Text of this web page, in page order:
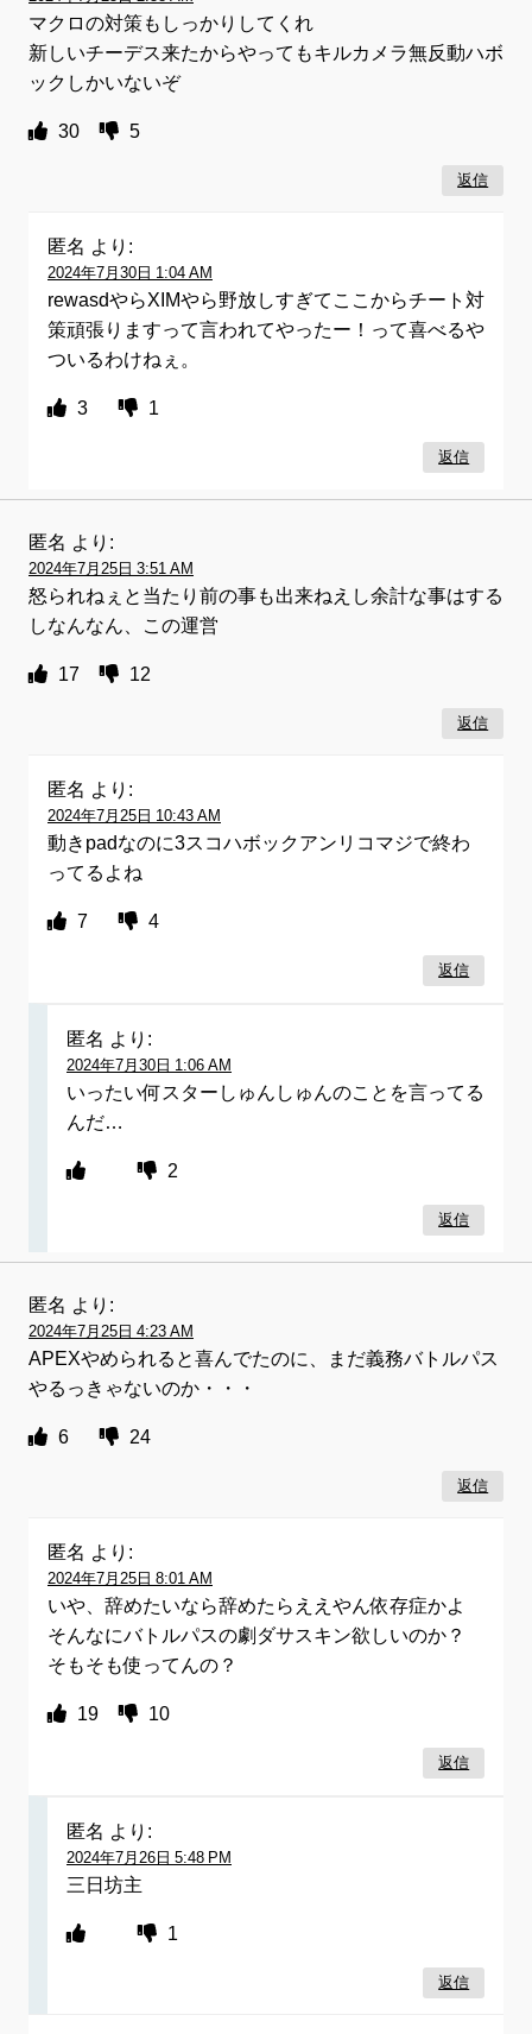
マクロの対策もしっかりしてくれ
新しいチーデス来たからやってもキルカメラ無反動ハボ
ックしかいないぞ
30 5
返信
匿名 より:
2024年7月30日 1:04 AM
rewasdやらXIMやら野放しすぎてここからチート対
策頑張りますって言われてやったー！って喜べるや
ついるわけねぇ。
3 1
返信
匿名 より:
2024年7月25日 3:51 AM
怒られねぇと当たり前の事も出来ねえし余計な事はする
しなんなん、この運営
17 12
返信
匿名 より:
2024年7月25日 10:43 AM
動きpadなのに3スコハボックアンリコマジで終わ
ってるよね
7 4
返信
匿名 より:
2024年7月30日 1:06 AM
いったい何スターしゅんしゅんのことを言ってる
んだ…
2
返信
匿名 より:
2024年7月25日 4:23 AM
APEXやめられると喜んでたのに、まだ義務バトルパス
やるっきゃないのか・・・
6 24
返信
匿名 より:
2024年7月25日 8:01 AM
いや、辞めたいなら辞めたらええやん依存症かよ
そんなにバトルパスの劇ダサスキン欲しいのか？
そもそも使ってんの？
19 10
返信
匿名 より:
2024年7月26日 5:48 PM
三日坊主
1
返信